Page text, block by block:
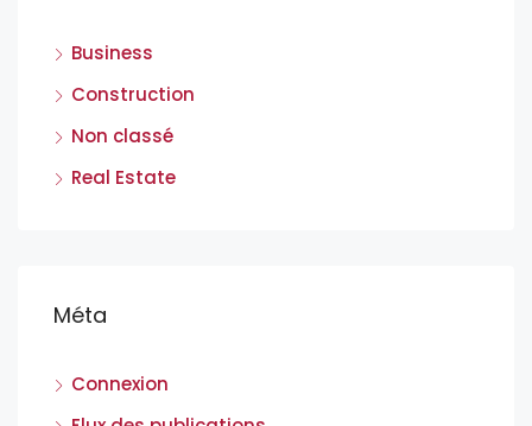
Business
Construction
Non classé
Real Estate
Méta
Connexion